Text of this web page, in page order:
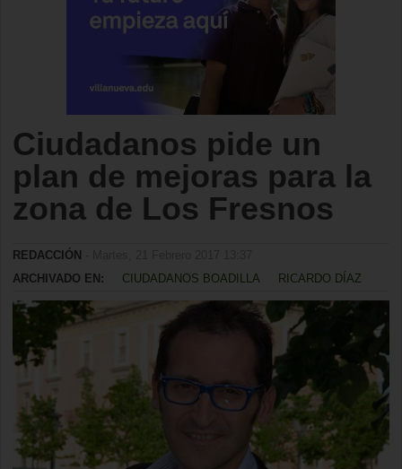
Ciudadanos pide un
plan de mejoras para la
zona de Los Fresnos
REDACCIÓN
ARCHIVADO EN:
CIUDADANOS BOADILLA RICARDO DÍAZ